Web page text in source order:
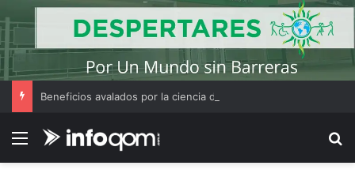
Beneficios avalados por la ciencia de convivir con gatos
Menú